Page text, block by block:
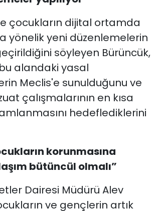
çocukların dijital ortamda
yönelik yeni düzenlemelerin
söyleyen Bürüncük,
alandaki yasal
Meclis'e sunulduğunu ve
çalışmalarının en kısa
hedeflediklerini
korunmasına
bütüncül olmalı”
Dairesi Müdürü Alev
ve gençlerin artık